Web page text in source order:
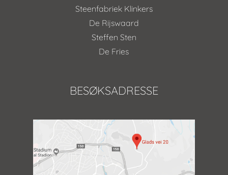
Steenfabriek Klinkers
De Rijswaard
Steffen Sten
De Fries
BESØKSADRESSE